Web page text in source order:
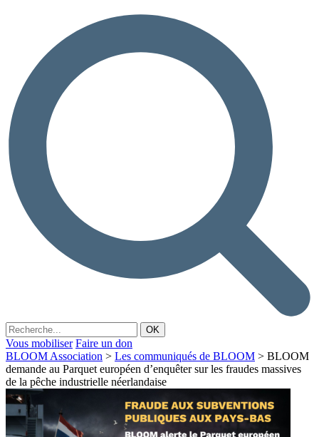
Vous mobiliser Faire un don
BLOOM Association > Les communiqués de BLOOM > BLOOM
demande au Parquet européen d’enquêter sur les fraudes massives
de la pêche industrielle néerlandaise